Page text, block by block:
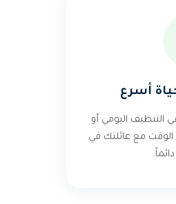
أسرع
التنظيف اليومي أو
مع عائلتك في